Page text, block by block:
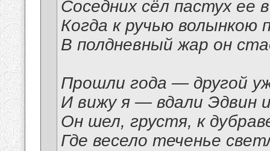
Соседних сёл пастух ее
Когда к ручью волынкою
В полдневный жар он
Прошли года — другой
И вижу я — вдали Эдвин
Он шел, грустя, к
Где весело теченье